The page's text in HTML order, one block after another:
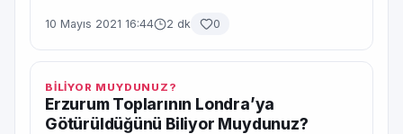
10 Mayıs 2021 16:44 2 dk 0
BİLİYOR MUYDUNUZ?
Erzurum Toplarının Londra’ya
Götürüldüğünü Biliyor Muydunuz?